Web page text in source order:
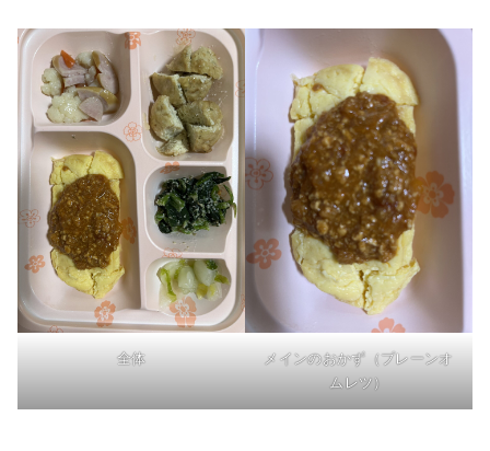
全体
メインのおかず（プレーンオ
ムレツ）